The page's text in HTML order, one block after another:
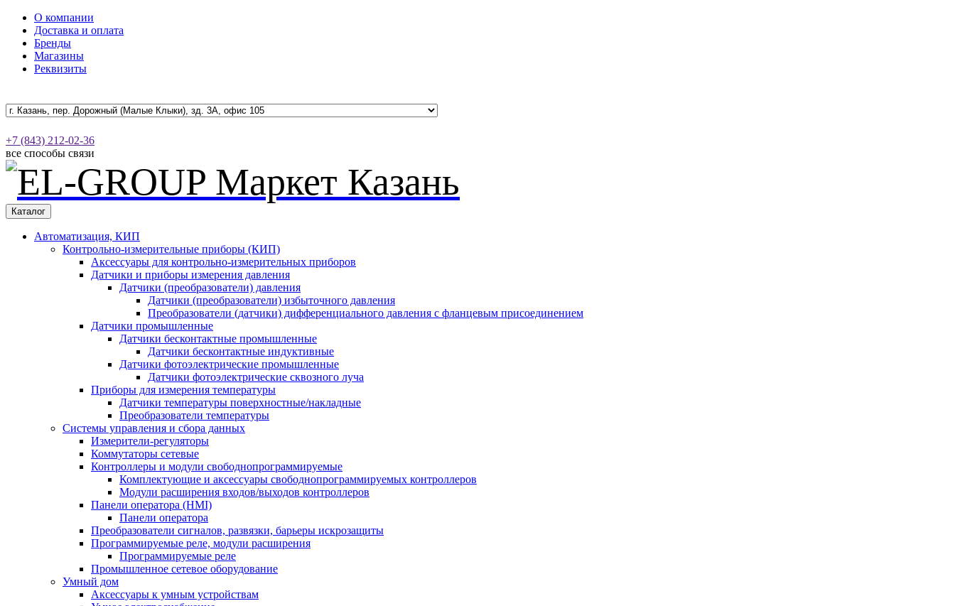
О компании
Доставка и оплата
Бренды
Магазины
Реквизиты
+7 (843) 212-02-36
все способы связи
Каталог
Автоматизация, КИП
Контрольно-измерительные приборы (КИП)
Аксессуары для контрольно-измерительных приборов
Датчики и приборы измерения давления
Датчики (преобразователи) давления
Датчики (преобразователи) избыточного давления
Преобразователи (датчики) дифференциального давления с фланцевым присоединением
Датчики промышленные
Датчики бесконтактные промышленные
Датчики бесконтактные индуктивные
Датчики фотоэлектрические промышленные
Датчики фотоэлектрические сквозного луча
Приборы для измерения температуры
Датчики температуры поверхностные/накладные
Преобразователи температуры
Системы управления и сбора данных
Измерители-регуляторы
Коммутаторы сетевые
Контроллеры и модули свободнопрограммируемые
Комплектующие и аксессуары свободнопрограммируемых контроллеров
Модули расширения входов/выходов контроллеров
Панели оператора (HMI)
Панели оператора
Преобразователи сигналов, развязки, барьеры искрозащиты
Программируемые реле, модули расширения
Программируемые реле
Промышленное сетевое оборудование
Умный дом
Аксессуары к умным устройствам